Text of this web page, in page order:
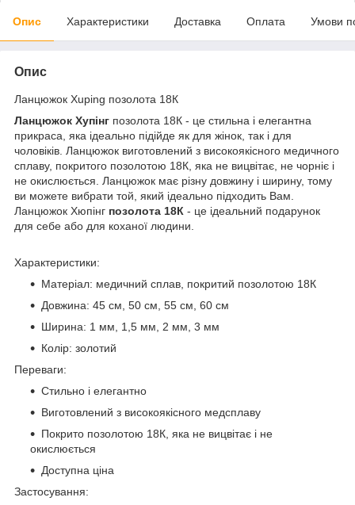
Опис Характеристики Доставка Оплата Умови
Опис
Ланцюжок Xuping позолота 18К
Ланцюжок Хупінг позолота 18К - це стильна і елегантна
прикраса, яка ідеально підійде як для жінок, так і для
чоловіків. Ланцюжок виготовлений з високоякісного медичного
сплаву, покритого позолотою 18К, яка не вицвітає, не чорніє і
не окислюється. Ланцюжок має різну довжину і ширину, тому
ви можете вибрати той, який ідеально підходить Вам.
Ланцюжок Хюпінг позолота 18К - це ідеальний подарунок
для себе або для коханої людини.
Характеристики:
Матеріал: медичний сплав, покритий позолотою 18К
Довжина: 45 см, 50 см, 55 см, 60 см
Ширина: 1 мм, 1,5 мм, 2 мм, 3 мм
Колір: золотий
Переваги:
Стильно і елегантно
Виготовлений з високоякісного медсплаву
Покрито позолотою 18К, яка не вицвітає і не
окислюється
Доступна ціна
Застосування: